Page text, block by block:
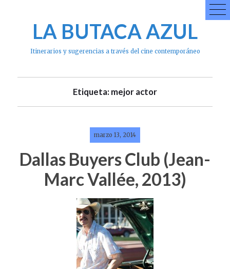
LA BUTACA AZUL
Itinerarios y sugerencias a través del cine contemporáneo
Etiqueta: mejor actor
marzo 13, 2014
Dallas Buyers Club (Jean-
Marc Vallée, 2013)